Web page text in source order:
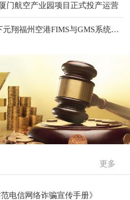
门航空产业园项目正式投产运营
推进智能化 翔业集团旗下元翔福州空港FIMS与GMS系统上线试运行
更多
电信网络诈骗宣传手册》